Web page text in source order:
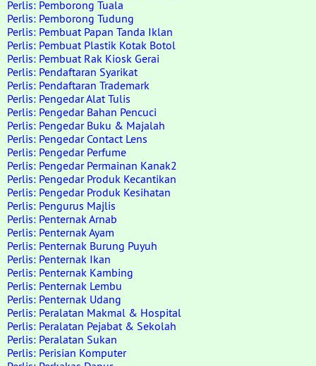
Perlis: Pemborong Tuala
Perlis: Pemborong Tudung
Perlis: Pembuat Papan Tanda Iklan
Perlis: Pembuat Plastik Kotak Botol
Perlis: Pembuat Rak Kiosk Gerai
Perlis: Pendaftaran Syarikat
Perlis: Pendaftaran Trademark
Perlis: Pengedar Alat Tulis
Perlis: Pengedar Bahan Pencuci
Perlis: Pengedar Buku & Majalah
Perlis: Pengedar Contact Lens
Perlis: Pengedar Perfume
Perlis: Pengedar Permainan Kanak2
Perlis: Pengedar Produk Kecantikan
Perlis: Pengedar Produk Kesihatan
Perlis: Pengurus Majlis
Perlis: Penternak Arnab
Perlis: Penternak Ayam
Perlis: Penternak Burung Puyuh
Perlis: Penternak Ikan
Perlis: Penternak Kambing
Perlis: Penternak Lembu
Perlis: Penternak Udang
Perlis: Peralatan Makmal & Hospital
Perlis: Peralatan Pejabat & Sekolah
Perlis: Peralatan Sukan
Perlis: Perisian Komputer